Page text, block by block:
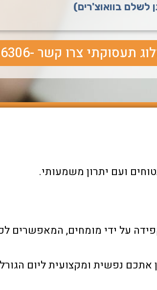
לשלם בוואוצ'רים)
צרו קשר -03-6206306
ועם יתרון משמעותי.
על ידי מומחים, המאפשרים
נפשית ומקצועית ליום